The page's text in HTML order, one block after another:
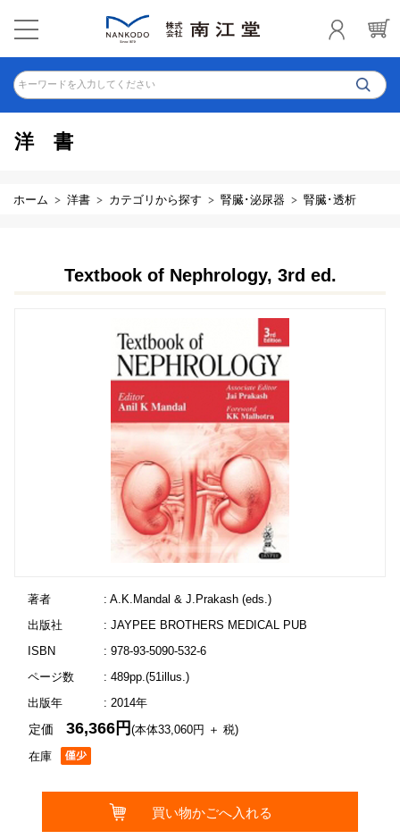
キーワードを入力してください
洋書
ホーム 洋書 カテゴリから探す 腎臓･泌尿器 腎臓･透析
Textbook of Nephrology, 3rd ed.
著者
: A.K.Mandal & J.Prakash (eds.)
出版社
: JAYPEE BROTHERS MEDICAL PUB
ISBN
: 978-93-5090-532-6
ページ数
: 489pp.(51illus.)
出版年
: 2014年
在庫
定価36,366円(本体33,060円 ＋ 税)